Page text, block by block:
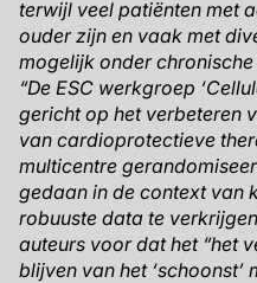
terwijl veel patiënten met
ouder zijn en vaak met
mogelijk onder
“De ESC werkgroep
gericht op het verbeteren
van cardioprotectieve
multicentre
gedaan in de context van
robuuste data te
auteurs voor dat het “het
blijven van het